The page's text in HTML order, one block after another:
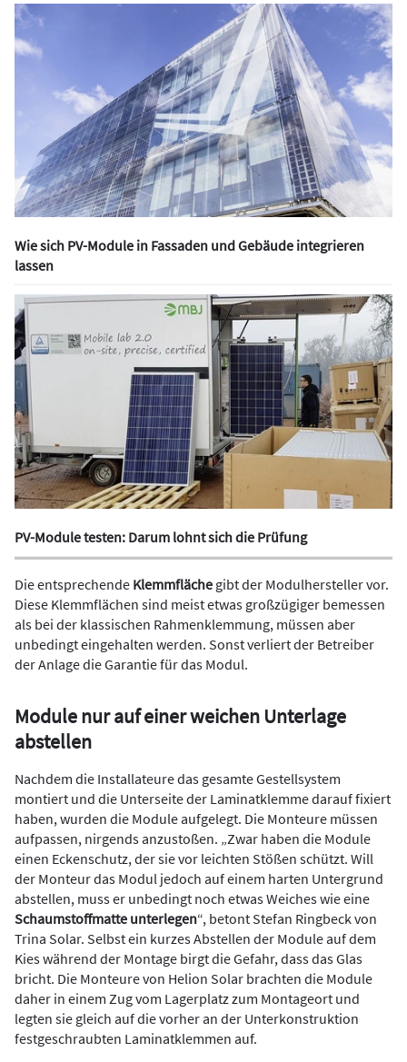
Wie sich PV-Module in Fassaden und Gebäude integrieren
lassen
PV-Module testen: Darum lohnt sich die Prüfung
Die entsprechende Klemmfläche gibt der Modulhersteller vor.
Diese Klemmflächen sind meist etwas großzügiger bemessen
als bei der klassischen Rahmenklemmung, müssen aber
unbedingt eingehalten werden. Sonst verliert der Betreiber
der Anlage die Garantie für das Modul.
Module nur auf einer weichen Unterlage
abstellen
Nachdem die Installateure das gesamte Gestellsystem
montiert und die Unterseite der Laminatklemme darauf fixiert
haben, wurden die Module aufgelegt. Die Monteure müssen
aufpassen, nirgends anzustoßen. „Zwar haben die Module
einen Eckenschutz, der sie vor leichten Stößen schützt. Will
der Monteur das Modul jedoch auf einem harten Untergrund
abstellen, muss er unbedingt noch etwas Weiches wie eine
Schaumstoffmatte unterlegen“, betont Stefan Ringbeck von
Trina Solar. Selbst ein kurzes Abstellen der Module auf dem
Kies während der Montage birgt die Gefahr, dass das Glas
bricht. Die Monteure von Helion Solar brachten die Module
daher in einem Zug vom Lagerplatz zum Montageort und
legten sie gleich auf die vorher an der Unterkonstruktion
festgeschraubten Laminatklemmen auf.